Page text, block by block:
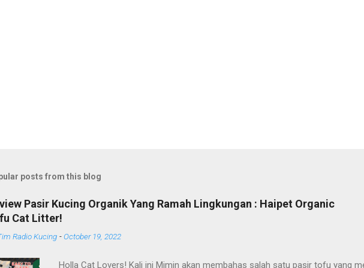
posts from this blog
Pasir Kucing Organik Yang Ramah Lingkungan : Haipet Organic
Cat Litter!
Radio Kucing -October 19, 2022
Holla Cat Lovers! Kali ini Mimin akan membahas salah satu pasir tofu yang